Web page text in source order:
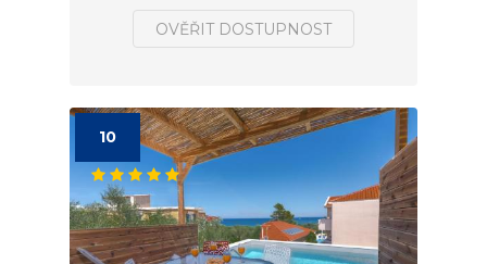
OVĚŘIT DOSTUPNOST
10